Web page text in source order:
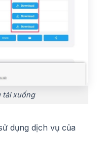
tải xuống
dụng dịch vụ của